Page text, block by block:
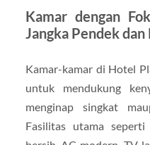
Kamar dengan
Jangka Pendek dan
Kamar-kamar di Hotel
untuk mendukung
menginap singkat
Fasilitas utama